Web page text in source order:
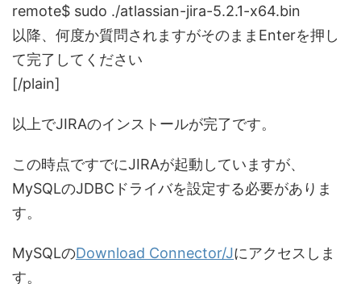
remote$ sudo ./atlassian-jira-5.2.1-x64.bin
以降、何度か質問されますがそのままEnterを押し
て完了してください
[/plain]
以上でJIRAのインストールが完了です。
この時点ですでにJIRAが起動していますが、
MySQLのJDBCドライバを設定する必要がありま
す。
MySQLのDownload Connector/Jにアクセスしま
す。